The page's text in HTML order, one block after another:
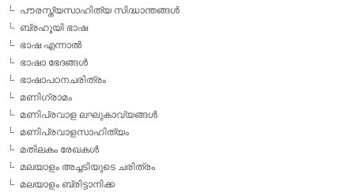
പൗരസ്ത്യസാഹിത്യ സിദ്ധാന്തങ്ങള്‍
ബ്രഹൂയി ഭാഷ
ഭാഷ എന്നാല്‍
ഭാഷാ ഭേദങ്ങള്‍
ഭാഷാപഠനചരിത്രം
മണിഗ്രാമം
മണിപ്രവാള ലഘുകാവ്യങ്ങള്‍
മണിപ്രവാളസാഹിത്യം
മതിലകം രേഖകള്‍
മലയാളം അച്ചടിയുടെ ചരിത്രം
മലയാളം ബ്രിട്ടാനിക്ക